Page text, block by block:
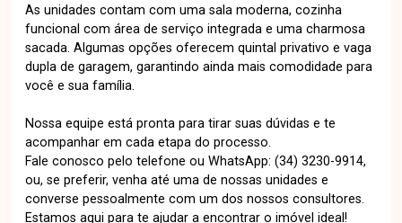
As unidades contam com uma sala moderna, cozinha
funcional com área de serviço integrada e uma charmosa
sacada. Algumas opções oferecem quintal privativo e vaga
dupla de garagem, garantindo ainda mais comodidade para
você e sua família.
Nossa equipe está pronta para tirar suas dúvidas e te
acompanhar em cada etapa do processo.
Fale conosco pelo telefone ou WhatsApp: (34) 3230-9914,
ou, se preferir, venha até uma de nossas unidades e
converse pessoalmente com um dos nossos consultores.
Estamos aqui para te ajudar a encontrar o imóvel ideal!